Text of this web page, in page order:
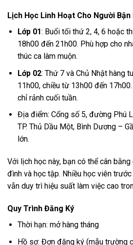
Lịch Học Linh Hoạt Cho Người Bận
Lớp 01: Buổi tối thứ 2, 4, 6 hoặc
18h00 đến 21h00. Phù hợp cho
thúc ca làm muộn.
Lớp 02: Thứ 7 và Chủ Nhật hàng
11h00, chiều từ 13h00 đến
chỉ rảnh cuối tuần.
Địa điểm: Cổng số 5, đường Phú
TP. Thủ Dầu Một, Bình Dương –
lớn.
Với lịch học này, bạn có thể cân
đình và học tập. Nhiều học viên
vẫn duy trì hiệu suất làm việc cao
Quy Trình Đăng Ký
Thời hạn: mở hàng tháng
Hồ sơ: Đơn đăng ký (mẫu trường